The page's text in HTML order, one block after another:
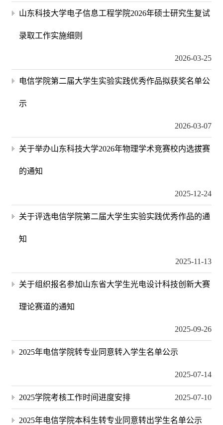
山东科技大学电子信息工程学院2026年硕士研究生复试
录取工作实施细则
2026-03-25
电信学院第二届大学生实验实践优秀作品拟获奖名单公
示
2026-03-07
关于举办山东科技大学2026年物理学术竞赛校内选拔赛
的通知
2025-12-24
关于评选电信学院第二届大学生实验实践优秀作品的通
知
2025-11-13
关于组织报名参加山东省大学生光电设计科技创新大赛
理论赛道的通知
2025-09-26
2025年电信学院转专业同意转入学生名单公示
2025-07-14
2025学院考核工作时间进度安排 2025-07-10
2025年电信学院本科生转专业同意转出学生名单公示